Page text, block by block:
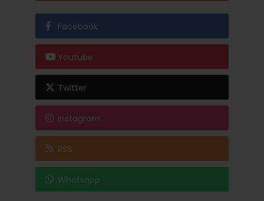
Facebook
Youtube
Twitter
Instagram
RSS
Whatsapp